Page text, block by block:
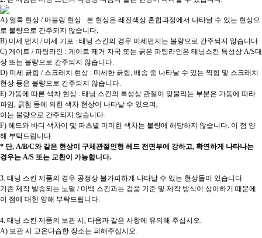
A) 얼룩 현상 / 마블링 현상 : 본 현상은 레진색상 혼합과정에서 나타날 수 있는 현상으
로 불량으로 간주되지 않습니다.
B) 미세 먼지 / 미세 기포 : 태닝 스킨의 경우 미세먼지는 불량으로 간주되지 않습니다.
C) 게이트 / 파팅라인 : 게이트 제거 자국 또는 굵은 파팅라인은 태닝스킨 특성상 A/S대
상 또는 불량으로 간주되지 않습니다.
D) 미세 긁힘 / 스크래치 현상 : 미세한 긁힘, 배송 중 나타날 수 있는 찍힘 및 스크래치
현상 등은 불량으로 간주되지 않습니다.
E) 가동에 따른 색차 현상 : 태닝 스킨의 특성상 관절이 맞물리는 부분은 가동에 따라
파임, 긁힘 등에 의한 색차 현상이 나타날 수 있으며,
이는 불량으로 간주되지 않습니다.
F) 헤드와 바디 색차이 및 파츠별 미미한 색차는 불량에 해당하지 않습니다. 이 점 양
해 부탁드립니다.
* 단, A/B/C와 같은 현상이 구체관절인형 헤드 전면부에 강하고, 확연하게 나타나는
경우는 A/S 또는 교환이 가능합니다.
3. 태닝 스킨 제품의 경우 공정상 불가피하게 나타날 수 있는 현상들이 있습니다.
기존 제작 발송되는 노멀 / 미백 스킨과는 검품 기준 및 제작 방식이 상이하기 때문에
이 점에 대한 양해 부탁드립니다.
4. 태닝 스킨 제품의 보관 시, 다음과 같은 사항에 유의해 주십시오.
A) 보관 시 고온다습한 장소는 피해주십시오.